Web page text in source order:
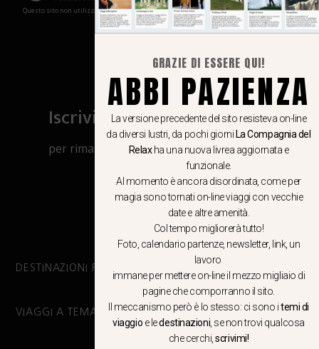
Questo sito non utilizza cookies e non memorizza in alcun modo le tue informazioni
Iscriviti al canale Whatsapp
per rimanere aggiornato su viaggi, eventi
CLICCA QUI
DESTINAZIONI PRINCIPALI
VIAGGI A TEMA
GRAZIE DI ESSERE QUI!
ABBI PAZIENZA
La versione precedente del sito resisteva on-line
da diversi lustri, da pochi giorni La Compagnia del
Relaxha una nuova livrea aggiornata e
funzionale.
Al momento è ancora disordinata, come per
magia sono tornati on-line viaggi con vecchie
date e altre amenità.
Col tempo migliorerà tutto!
Foto, calendario partenze, newsletter, link, un
lavoro
immane per mettere on-line il mezzo migliaio di
pagine che comporranno il sito.
Il meccanismo però è lo stesso: ci sono itemi di
viaggio e ledestinazioni , se non trovi qualcosa
che cerchi,scrivimi!